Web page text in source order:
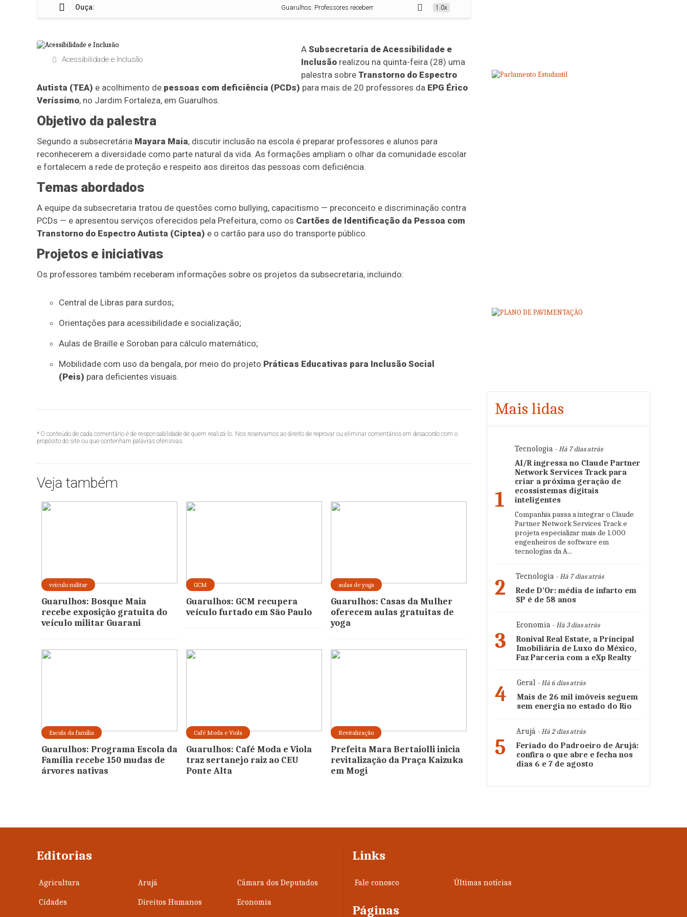
Ouça: Guarulhos: Professores recebem palestra sobre TEA e acolhimento de PCDs
1.0x
Acessibilidade e Inclusão
A Subsecretaria de Acessibilidade e
Inclusão realizou na quinta-feira (28) uma
palestra sobre Transtorno do Espectro
Autista (TEA) e acolhimento de pessoas com deficiência (PCDs) para mais de 20 professores da EPG Érico
Veríssimo, no Jardim Fortaleza, em Guarulhos.
Objetivo da palestra
Segundo a subsecretária Mayara Maia, discutir inclusão na escola é preparar professores e alunos para
reconhecerem a diversidade como parte natural da vida. As formações ampliam o olhar da comunidade escolar
e fortalecem a rede de proteção e respeito aos direitos das pessoas com deficiência.
Temas abordados
A equipe da subsecretaria tratou de questões como bullying, capacitismo — preconceito e discriminação contra
PCDs — e apresentou serviços oferecidos pela Prefeitura, como os Cartões de Identificação da Pessoa com
Transtorno do Espectro Autista (Ciptea) e o cartão para uso do transporte público.
Projetos e iniciativas
Os professores também receberam informações sobre os projetos da subsecretaria, incluindo:
Central de Libras para surdos;
Orientações para acessibilidade e socialização;
Aulas de Braille e Soroban para cálculo matemático;
Mobilidade com uso da bengala, por meio do projeto Práticas Educativas para Inclusão Social
(Peis) para deficientes visuais.
* O conteúdo de cada comentário é de responsabilidade de quem realizá-lo. Nos reservamos ao direito de reprovar ou eliminar comentários em desacordo com o
propósito do site ou que contenham palavras ofensivas.
Veja também
veículo militar
Guarulhos: Bosque Maia
recebe exposição gratuita do
veículo militar Guarani
GCM
Guarulhos: GCM recupera
veículo furtado em São Paulo
aulas de yoga
Guarulhos: Casas da Mulher
oferecem aulas gratuitas de
yoga
Escola da família
Guarulhos: Programa Escola da
Família recebe 150 mudas de
árvores nativas
Café Moda e Viola
Guarulhos: Café Moda e Viola
traz sertanejo raiz ao CEU
Ponte Alta
Revitalização
Prefeita Mara Bertaiolli inicia
revitalização da Praça Kaizuka
em Mogi
Mais lidas
1
Tecnologia - Há 7 dias atrás
AI/R ingressa no Claude Partner
Network Services Track para
criar a próxima geração de
ecossistemas digitais
inteligentes
Companhia passa a integrar o Claude
Partner Network Services Track e
projeta especializar mais de 1.000
engenheiros de software em
tecnologias da A...
2 Tecnologia - Há 7 dias atrás
Rede D’Or: média de infarto em
SP é de 58 anos
3
Economia - Há 3 dias atrás
Ronival Real Estate, a Principal
Imobiliária de Luxo do México,
Faz Parceria com a eXp Realty
4 Geral - Há 6 dias atrás
Mais de 26 mil imóveis seguem
sem energia no estado do Rio
5
Arujá - Há 2 dias atrás
Feriado do Padroeiro de Arujá:
confira o que abre e fecha nos
dias 6 e 7 de agosto
Editorias
Agricultura Arujá Câmara dos Deputados
Cidades Direitos Humanos Economia
Links
Fale conosco Últimas notícias
Páginas